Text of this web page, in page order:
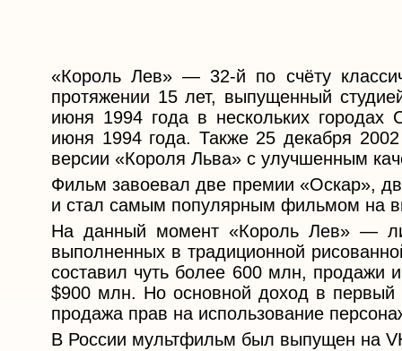
«Король Лев» — 32-й по счёту
протяжении 15 лет, выпущенный
июня 1994 года в нескольких
июня 1994 года. Также 25 декабря
версии «Короля Льва» с улучшенным
Фильм завоевал две премии «Оскар»,
и стал самым популярным фильмом на
На данный момент «Король Лев» —
выполненных в традиционной
составил чуть более 600 млн, продажи
$900 млн. Но основной доход в
продажа прав на использование
В России мультфильм был выпущен на